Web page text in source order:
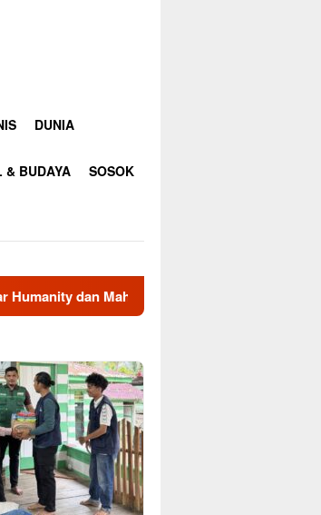
DUNIA
& BUDAYA SOSOK
KPM Unsam Hadir Menguatkan Harapan Santri